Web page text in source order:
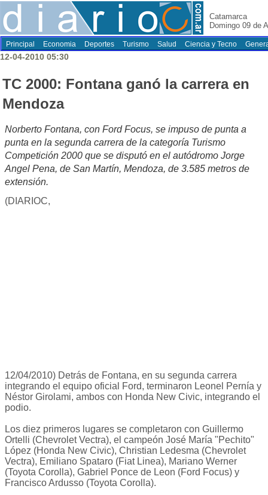
Catamarca
Domingo 09 de
Principal Economia Deportes Turismo Salud Ciencia y Tecno
12-04-2010 05:30
TC 2000: Fontana ganó la carrera en
Mendoza
Norberto Fontana, con Ford Focus, se impuso de punta a
punta en la segunda carrera de la categoría Turismo
Competición 2000 que se disputó en el autódromo Jorge
Angel Pena, de San Martín, Mendoza, de 3.585 metros de
extensión.
(DIARIOC,
12/04/2010) Detrás de Fontana, en su segunda carrera
integrando el equipo oficial Ford, terminaron Leonel Pernía y
Néstor Girolami, ambos con Honda New Civic, integrando el
podio.
Los diez primeros lugares se completaron con Guillermo
Ortelli (Chevrolet Vectra), el campeón José María "Pechito"
López (Honda New Civic), Christian Ledesma (Chevrolet
Vectra), Emiliano Spataro (Fiat Linea), Mariano Werner
(Toyota Corolla), Gabriel Ponce de Leon (Ford Focus) y
Francisco Ardusso (Toyota Corolla).